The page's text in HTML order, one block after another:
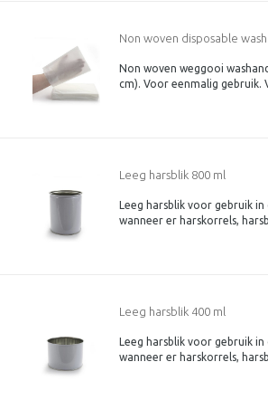
Non woven disposable
Non woven weggooi
cm). Voor eenmalig gebruik.
Leeg harsblik 800 ml
Leeg harsblik voor gebruik
wanneer er harskorrels,
Leeg harsblik 400 ml
Leeg harsblik voor gebruik
wanneer er harskorrels,